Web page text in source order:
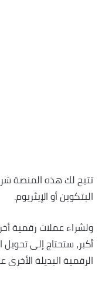
تتيح لك هذه المنصة
البتكوين أو الإيثريوم.
ولشراء عملات رقمية
أكبر، ستحتاج إلى تحويل
الرقمية البديلة